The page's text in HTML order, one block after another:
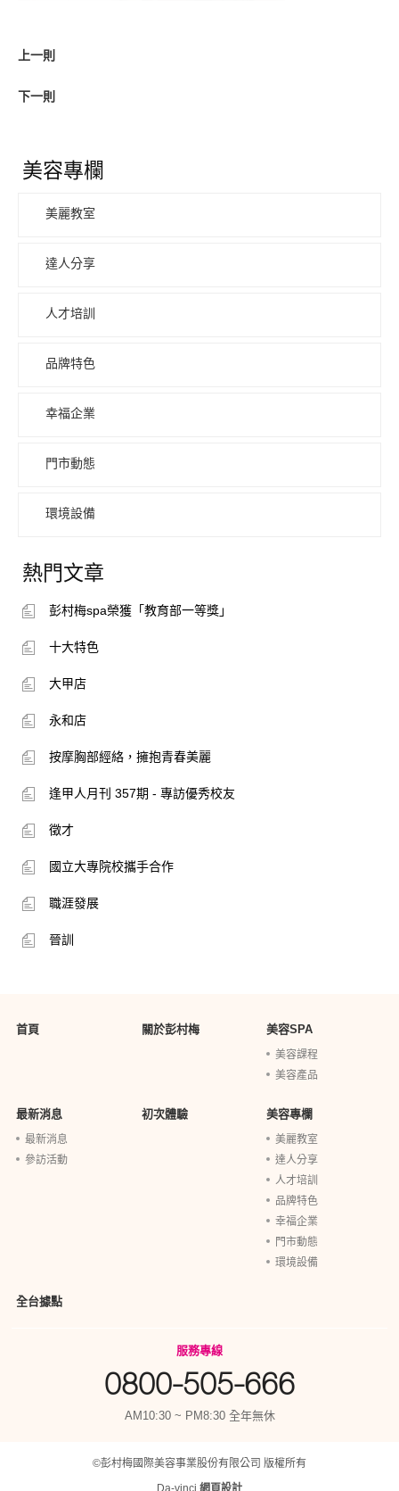
上一則
下一則
美容專欄
美麗教室
達人分享
人才培訓
品牌特色
幸福企業
門市動態
環境設備
熱門文章
彭村梅spa榮獲「教育部一等獎」
十大特色
大甲店
永和店
按摩胸部經絡，擁抱青春美麗
逢甲人月刊 357期 - 專訪優秀校友
徵才
國立大專院校攜手合作
職涯發展
晉訓
首頁 關於彭村梅 美容SPA
美容課程
美容產品
最新消息
最新消息
參訪活動
初次體驗 美容專欄
美麗教室
達人分享
人才培訓
品牌特色
幸福企業
門市動態
環境設備
全台據點
服務專線
0800-505-666
AM10:30 ~ PM8:30 全年無休
©彭村梅國際美容事業股份有限公司 版權所有
Da-vinci 網頁設計